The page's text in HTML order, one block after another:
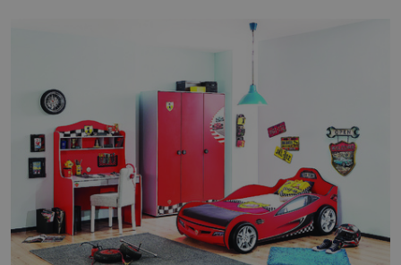
burácení skutečně ustane. Když o mnoho let později